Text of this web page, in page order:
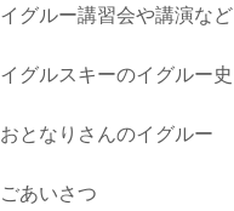
イグルー講習会や講演など
イグルスキーのイグルー史
おとなりさんのイグルー
ごあいさつ